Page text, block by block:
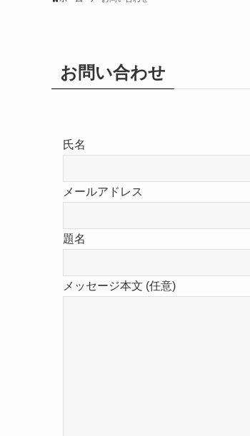
お問い合わせ
氏名
メールアドレス
題名
メッセージ本文 (任意)